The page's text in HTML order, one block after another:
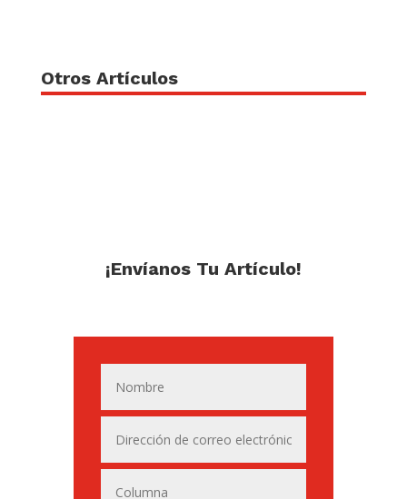
Otros Artículos
¡Envíanos Tu Artículo!